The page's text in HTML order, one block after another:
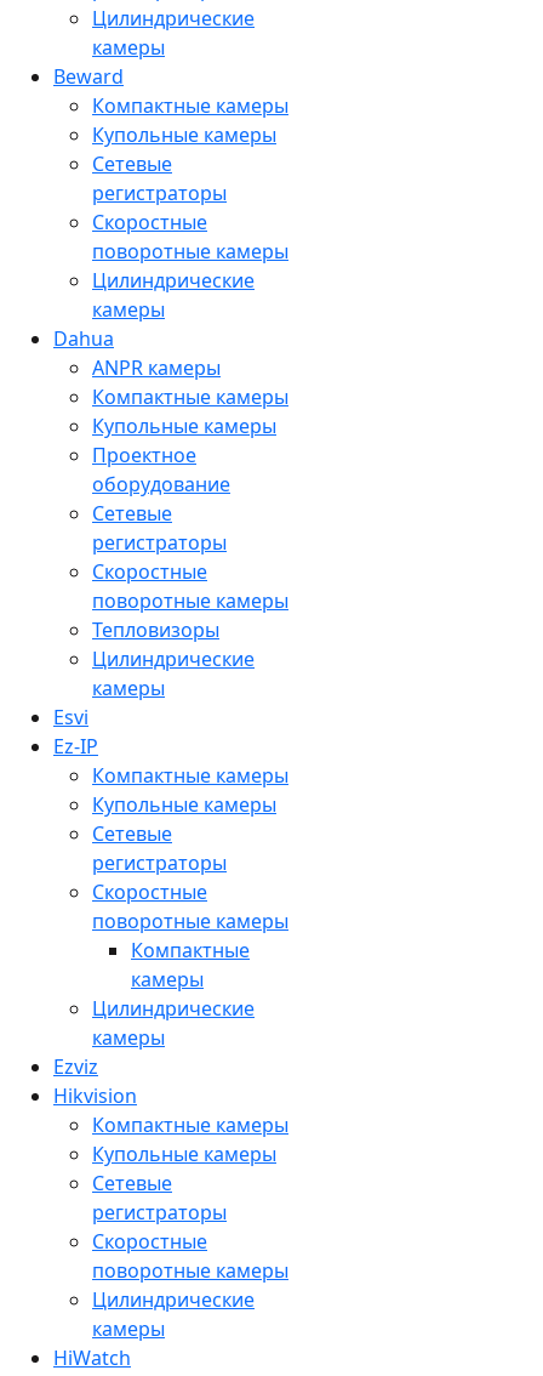
Цилиндрические
камеры
Beward
Компактные камеры
Купольные камеры
Сетевые
регистраторы
Скоростные
поворотные камеры
Цилиндрические
камеры
Dahua
ANPR камеры
Компактные камеры
Купольные камеры
Проектное
оборудование
Сетевые
регистраторы
Скоростные
поворотные камеры
Тепловизоры
Цилиндрические
камеры
Esvi
Ez-IP
Компактные камеры
Купольные камеры
Сетевые
регистраторы
Скоростные
поворотные камеры
Компактные
камеры
Цилиндрические
камеры
Ezviz
Hikvision
Компактные камеры
Купольные камеры
Сетевые
регистраторы
Скоростные
поворотные камеры
Цилиндрические
камеры
HiWatch